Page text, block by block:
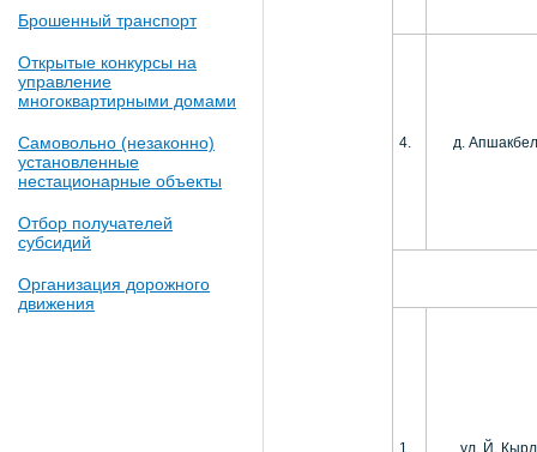
Брошенный транспорт
Открытые конкурсы на
управление
многоквартирными домами
Самовольно (незаконно)
установленные
нестационарные объекты
Отбор получателей
субсидий
Организация дорожного
движения
4. д.
1. ул. Й.